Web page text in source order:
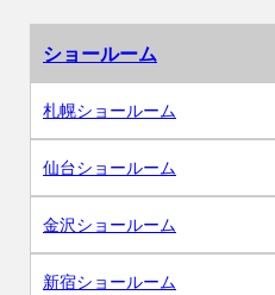
ショールーム
札幌ショールーム
仙台ショールーム
金沢ショールーム
新宿ショールーム